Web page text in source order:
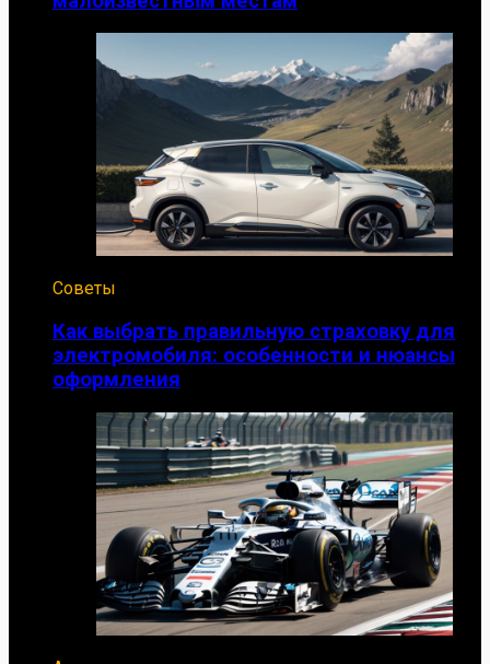
Советы
Как выбрать правильную страховку для
электромобиля: особенности и нюансы
оформления